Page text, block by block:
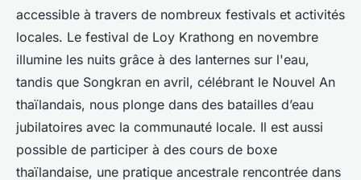
accessible à travers de nombreux festivals et activités
locales. Le festival de Loy Krathong en novembre
illumine les nuits grâce à des lanternes sur l'eau,
tandis que Songkran en avril, célébrant le Nouvel An
thaïlandais, nous plonge dans des batailles d’eau
jubilatoires avec la communauté locale. Il est aussi
possible de participer à des cours de boxe
thaïlandaise, une pratique ancestrale rencontrée dans